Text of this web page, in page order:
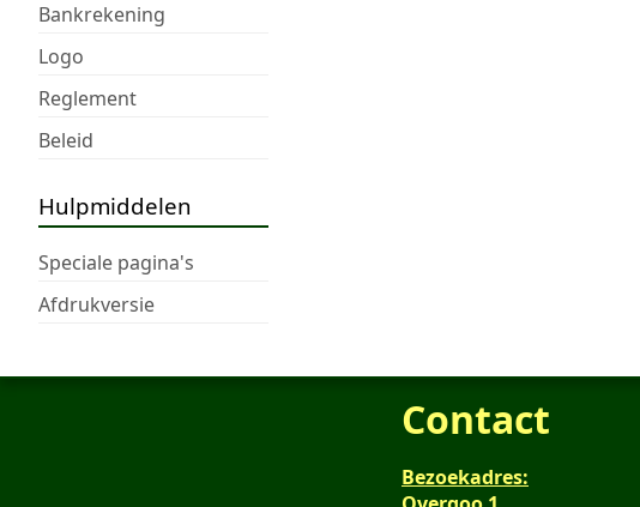
Bankrekening
Logo
Reglement
Beleid
Hulpmiddelen
Speciale pagina's
Afdrukversie
Contact
Bezoekadres: